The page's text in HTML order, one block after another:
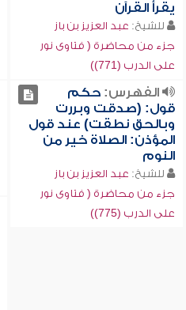
يقرأ القرآن
للشيخ: عبد العزيز بن باز
جزء من محاضرة ( فتاوى نور
على الدرب (771))
الفهرس:حكم
قول: (صدقت وبررت
وبالحق نطقت) عند قول
المؤذن: الصلاة خير من
النوم
للشيخ: عبد العزيز بن باز
جزء من محاضرة ( فتاوى نور
على الدرب (775))